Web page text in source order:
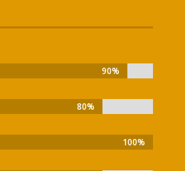
90%
90%
80%
80%
100%
100%